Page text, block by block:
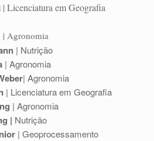
| Licenciatura emGeografia
| Agronomia
| Nutrição
| Agronomia
| Agronomia
| Licenciatura em Geografia
| Agronomia
| Nutrição
| Geoprocessamento